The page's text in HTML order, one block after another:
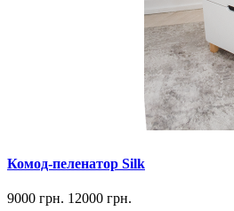
Комод-пеленатор Silk
9000 грн. 12000 грн.